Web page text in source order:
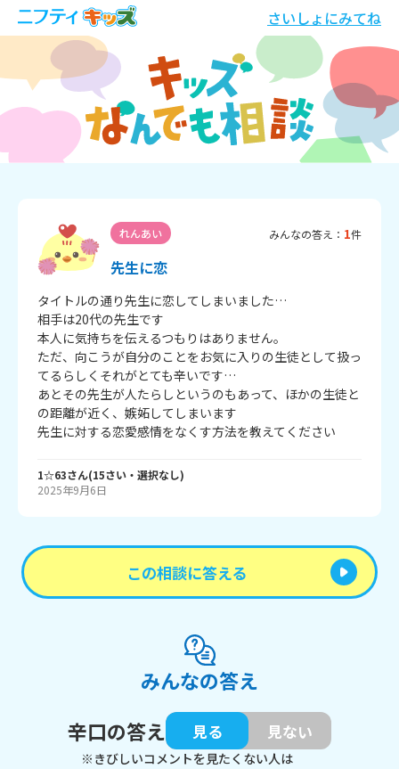
さいしょにみてね
れんあい みんなの答え： 1件
先生に恋
タイトルの通り先生に恋してしまいました…
相手は20代の先生です
本人に気持ちを伝えるつもりはありません。
ただ、向こうが自分のことをお気に入りの生徒として扱っ
てるらしくそれがとても辛いです…
あとその先生が人たらしというのもあって、ほかの生徒と
の距離が近く、嫉妬してしまいます
先生に対する恋愛感情をなくす方法を教えてください
1☆63さん(15さい・ 選択なし)
2025年9月6日
この相談に答える
みんなの答え
辛口の答え
見る 見ない
※きびしいコメントを見たくない人は